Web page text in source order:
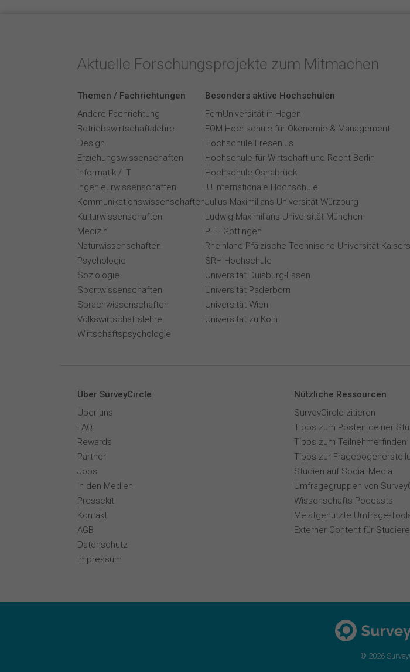
Aktuelle Forschungsprojekte zum Mitmachen
Themen / Fachrichtungen
Andere Fachrichtung
Betriebswirtschaftslehre
Design
Erziehungswissenschaften
Informatik / IT
Ingenieurwissenschaften
Kommunikationswissenschaften
Kulturwissenschaften
Medizin
Naturwissenschaften
Psychologie
Soziologie
Sportwissenschaften
Sprachwissenschaften
Volkswirtschaftslehre
Wirtschaftspsychologie
Besonders aktive Hochschulen
FernUniversität in Hagen
FOM Hochschule für Ökonomie & Management
Hochschule Fresenius
Hochschule für Wirtschaft und Recht Berlin
Hochschule Osnabrück
IU Internationale Hochschule
Julius-Maximilians-Universität Würzburg
Ludwig-Maximilians-Universität München
PFH Göttingen
Rheinland-Pfälzische Technische Universität
SRH Hochschule
Universität Duisburg-Essen
Universität Paderborn
Universität Wien
Universität zu Köln
Über SurveyCircle
Über uns
FAQ
Rewards
Partner
Jobs
In den Medien
Pressekit
Kontakt
AGB
Datenschutz
Impressum
Nützliche Ressourcen
SurveyCircle zitieren
Tipps zum Posten deiner
Tipps zum Teilnehmerfinden
Tipps zur
Studien auf Social Media
Umfragegruppen von
Wissenschafts-Podcasts
Meistgenutzte Umfrage-
Externer Content für
© 2026